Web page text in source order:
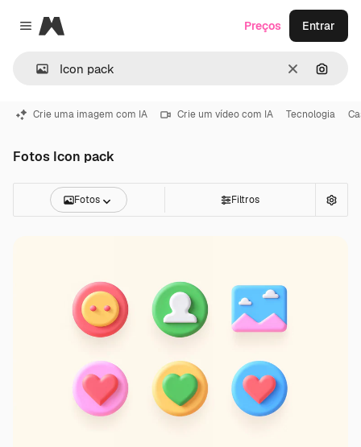
Close menu
Magnific
Limpar
Preços Entrar
Crie uma imagem com IA Crie um vídeo com IA Tecnologia
Fotos Icon pack
Fotos Filtros